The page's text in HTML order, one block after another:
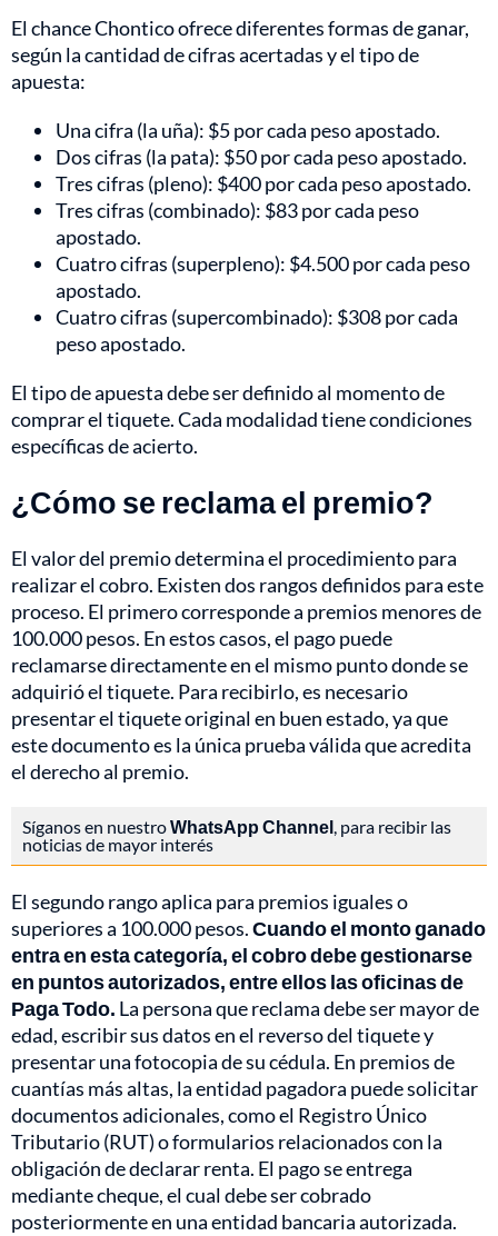
El chance Chontico ofrece diferentes formas de ganar,
según la cantidad de cifras acertadas y el tipo de
apuesta:
Una cifra (la uña): $5 por cada peso apostado.
Dos cifras (la pata): $50 por cada peso apostado.
Tres cifras (pleno): $400 por cada peso apostado.
Tres cifras (combinado): $83 por cada peso
apostado.
Cuatro cifras (superpleno): $4.500 por cada peso
apostado.
Cuatro cifras (supercombinado): $308 por cada
peso apostado.
El tipo de apuesta debe ser definido al momento de
comprar el tiquete. Cada modalidad tiene condiciones
específicas de acierto.
¿Cómo se reclama el premio?
El valor del premio determina el procedimiento para
realizar el cobro. Existen dos rangos definidos para este
proceso. El primero corresponde a premios menores de
100.000 pesos. En estos casos, el pago puede
reclamarse directamente en el mismo punto donde se
adquirió el tiquete. Para recibirlo, es necesario
presentar el tiquete original en buen estado, ya que
este documento es la única prueba válida que acredita
el derecho al premio.
Síganos en nuestroWhatsApp Channel, para recibir las
noticias de mayor interés
El segundo rango aplica para premios iguales o
superiores a 100.000 pesos.Cuando el monto ganado
entra en esta categoría, el cobro debe gestionarse
en puntos autorizados, entre ellos las oficinas de
Paga Todo. La persona que reclama debe ser mayor de
edad, escribir sus datos en el reverso del tiquete y
presentar una fotocopia de su cédula. En premios de
cuantías más altas, la entidad pagadora puede solicitar
documentos adicionales, como el Registro Único
Tributario (RUT) o formularios relacionados con la
obligación de declarar renta. El pago se entrega
mediante cheque, el cual debe ser cobrado
posteriormente en una entidad bancaria autorizada.